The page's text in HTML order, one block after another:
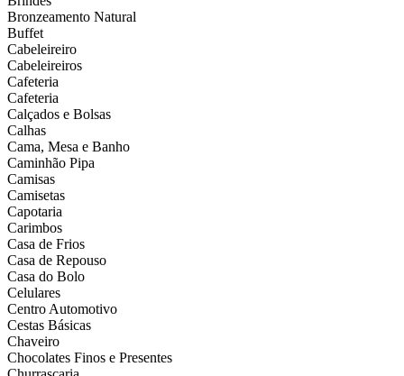
Bronzeamento Natural
Buffet
Cabeleireiro
Cabeleireiros
Cafeteria
Cafeteria
Calçados e Bolsas
Calhas
Cama, Mesa e Banho
Caminhão Pipa
Camisas
Camisetas
Capotaria
Carimbos
Casa de Frios
Casa de Repouso
Casa do Bolo
Celulares
Centro Automotivo
Cestas Básicas
Chaveiro
Chocolates Finos e Presentes